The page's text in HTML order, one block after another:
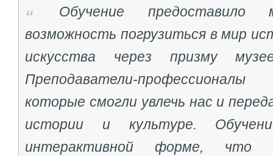
Обучение предоставило
возможность погрузиться в мир
искусства через призму
Преподаватели-
которые смогли увлечь нас и
истории и культуре.
интерактивной форме, что